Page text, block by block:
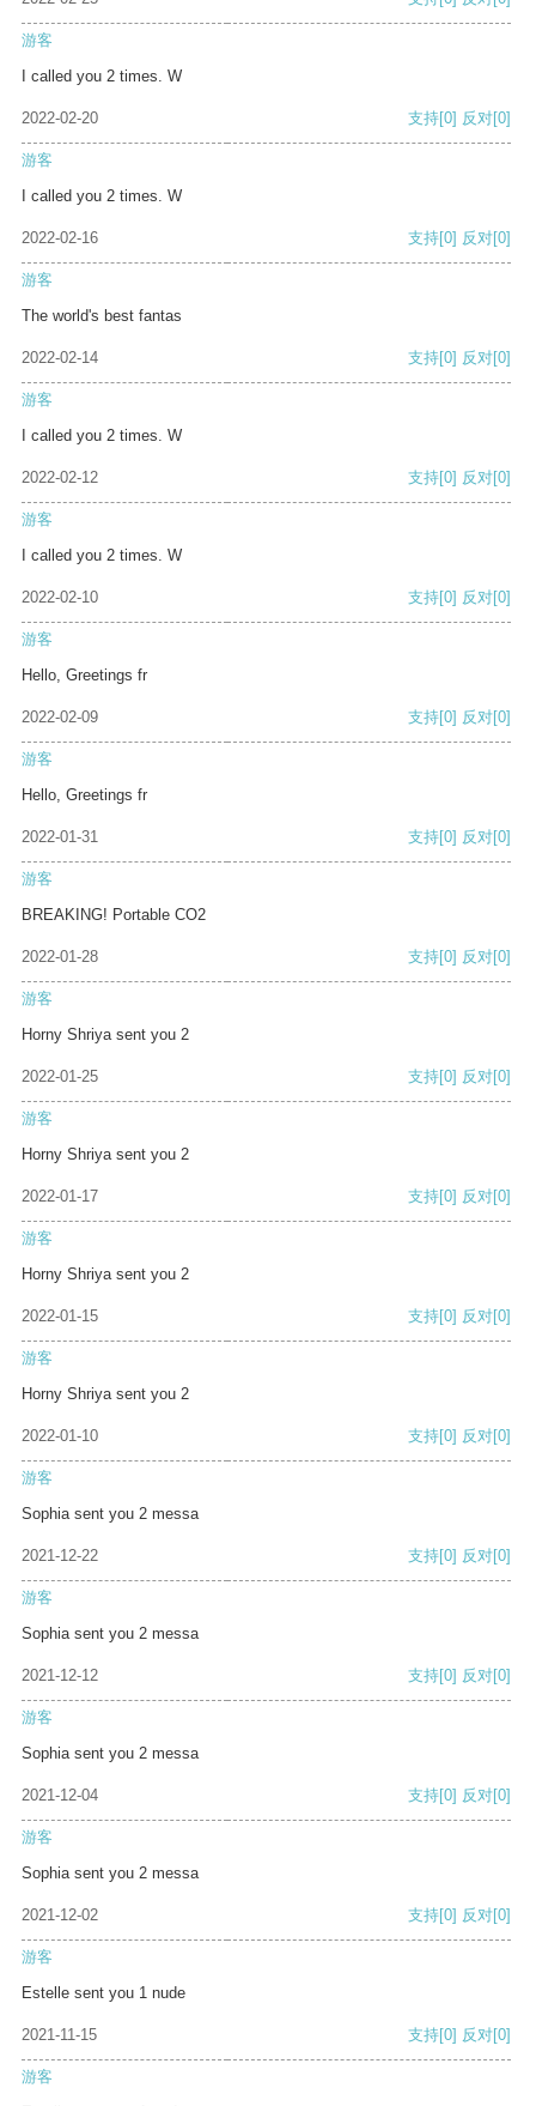
游客
I called you 2 times. W
2022-02-20 支持[0] 反对[0]
游客
I called you 2 times. W
2022-02-16 支持[0] 反对[0]
游客
The world's best fantas
2022-02-14 支持[0] 反对[0]
游客
I called you 2 times. W
2022-02-12 支持[0] 反对[0]
游客
I called you 2 times. W
2022-02-10 支持[0] 反对[0]
游客
Hello, Greetings fr
2022-02-09 支持[0] 反对[0]
游客
Hello, Greetings fr
2022-01-31 支持[0] 反对[0]
游客
BREAKING! Portable CO2
2022-01-28 支持[0] 反对[0]
游客
Horny Shriya sent you 2
2022-01-25 支持[0] 反对[0]
游客
Horny Shriya sent you 2
2022-01-17 支持[0] 反对[0]
游客
Horny Shriya sent you 2
2022-01-15 支持[0] 反对[0]
游客
Horny Shriya sent you 2
2022-01-10 支持[0] 反对[0]
游客
Sophia sent you 2 messa
2021-12-22 支持[0] 反对[0]
游客
Sophia sent you 2 messa
2021-12-12 支持[0] 反对[0]
游客
Sophia sent you 2 messa
2021-12-04 支持[0] 反对[0]
游客
Sophia sent you 2 messa
2021-12-02 支持[0] 反对[0]
游客
Estelle sent you 1 nude
2021-11-15 支持[0] 反对[0]
游客